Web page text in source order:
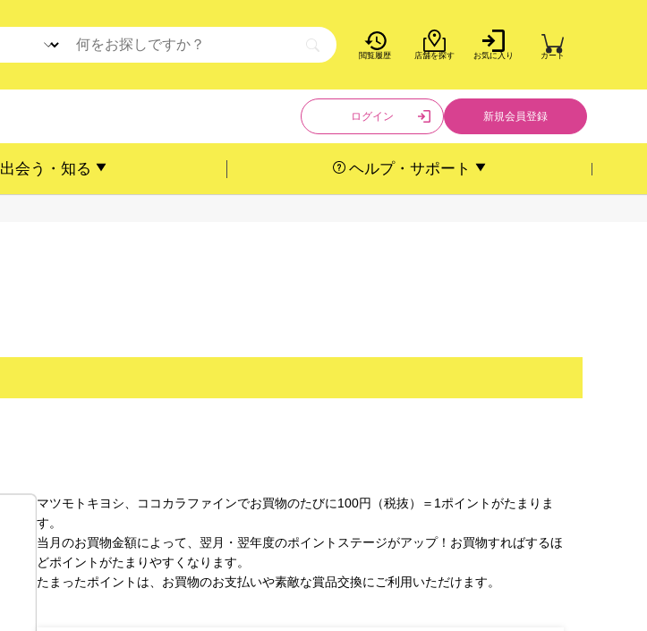
閲覧履歴 店舗を探す お気に入り カート
ログイン 新規会員登録
出会う・知る ヘルプ・サポート
マツモトキヨシ、ココカラファインでお買物のたびに100円（税抜）＝1ポイントがたまりま
す。
当月のお買物金額によって、翌月・翌年度のポイントステージがアップ！お買物すればするほ
どポイントがたまりやすくなります。
たまったポイントは、お買物のお支払いや素敵な賞品交換にご利用いただけます。